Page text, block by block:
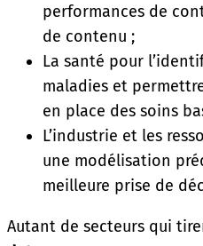
performances de
de contenu ;
La santé pour
maladies et
en place des soins
L’industrie et les
une modélisation
meilleure prise de
Autant de secteurs qui